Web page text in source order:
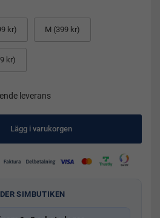
kr) M (399 kr)
kr)
leverans
Lägg i varukorgen
SIMBUTIKEN